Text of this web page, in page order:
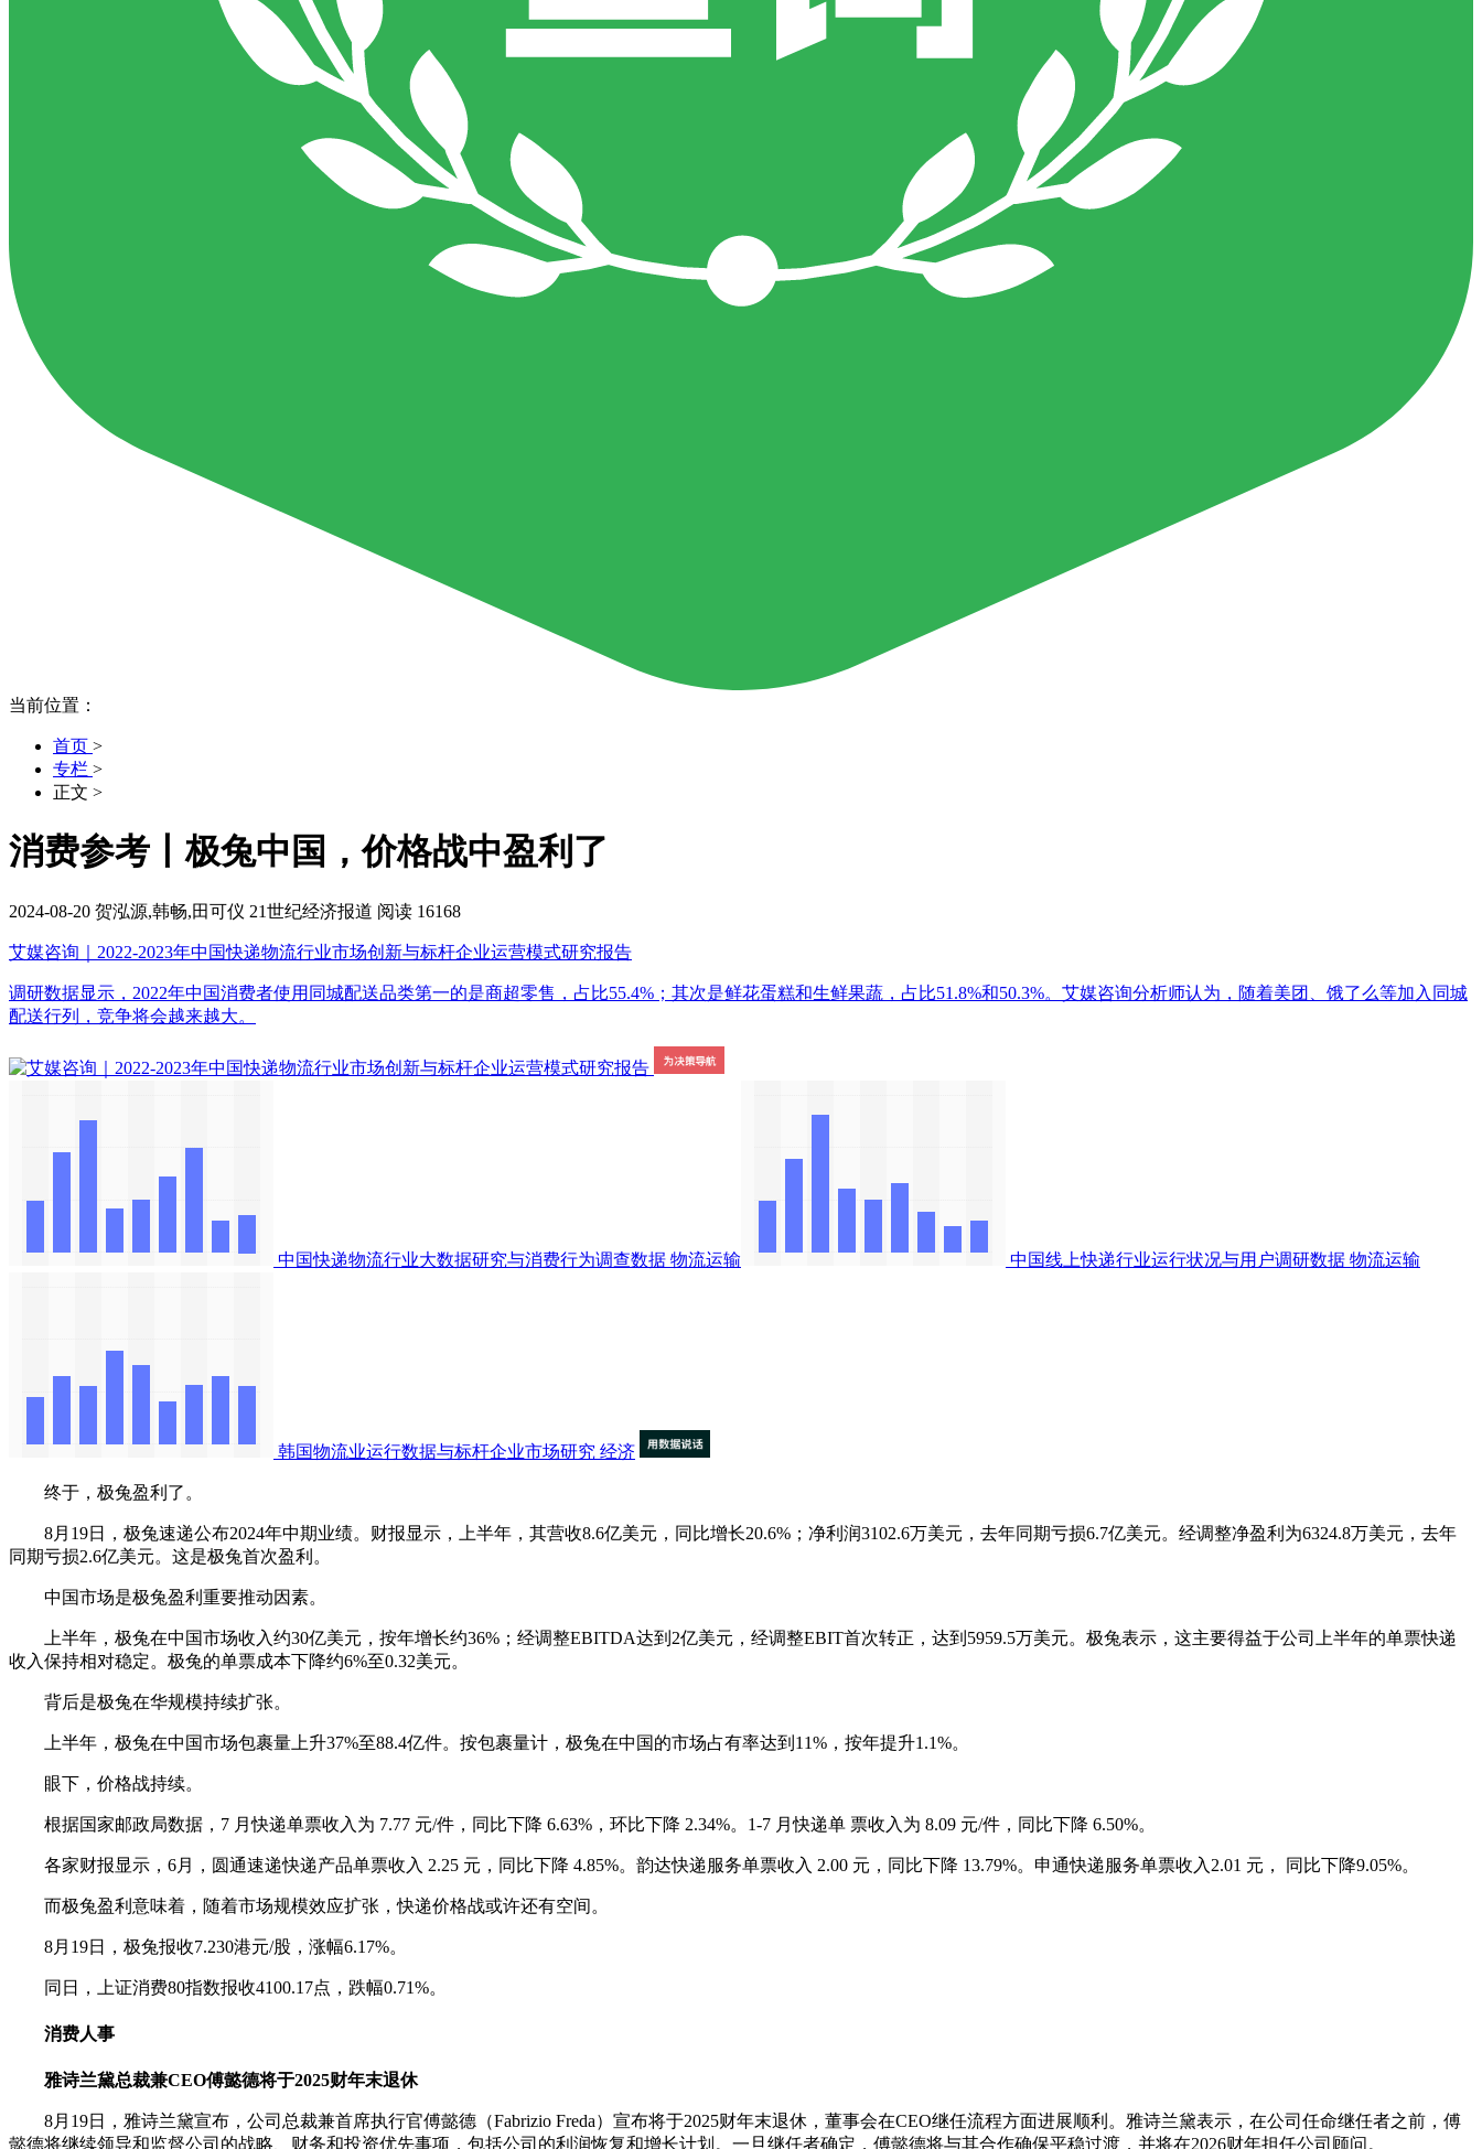
当前位置：
首页 >
专栏 >
正文 >
消费参考丨极兔中国，价格战中盈利了
2024-08-20 贺泓源,韩畅,田可仪 21世纪经济报道 阅读 16168
艾媒咨询｜2022-2023年中国快递物流行业市场创新与标杆企业运营模式研究报告
调研数据显示，2022年中国消费者使用同城配送品类第一的是商超零售，占比55.4%；其次是鲜花蛋糕和生鲜果蔬，占比51.8%和50.3%。艾媒咨询分析师认为，随着美团、饿了么等加入同城
配送行列，竞争将会越来越大。
中国快递物流行业大数据研究与消费行为调查数据 物流运输 中国线上快递行业运行状况与用户调研数据 物流运输
韩国物流业运行数据与标杆企业市场研究 经济
终于，极兔盈利了。
8月19日，极兔速递公布2024年中期业绩。财报显示，上半年，其营收8.6亿美元，同比增长20.6%；净利润3102.6万美元，去年同期亏损6.7亿美元。经调整净盈利为6324.8万美元，去年
同期亏损2.6亿美元。这是极兔首次盈利。
中国市场是极兔盈利重要推动因素。
上半年，极兔在中国市场收入约30亿美元，按年增长约36%；经调整EBITDA达到2亿美元，经调整EBIT首次转正，达到5959.5万美元。极兔表示，这主要得益于公司上半年的单票快递
收入保持相对稳定。极兔的单票成本下降约6%至0.32美元。
背后是极兔在华规模持续扩张。
上半年，极兔在中国市场包裹量上升37%至88.4亿件。按包裹量计，极兔在中国的市场占有率达到11%，按年提升1.1%。
眼下，价格战持续。
根据国家邮政局数据，7 月快递单票收入为 7.77 元/件，同比下降 6.63%，环比下降 2.34%。1-7 月快递单 票收入为 8.09 元/件，同比下降 6.50%。
各家财报显示，6月，圆通速递快递产品单票收入 2.25 元，同比下降 4.85%。韵达快递服务单票收入 2.00 元，同比下降 13.79%。申通快递服务单票收入2.01 元， 同比下降9.05%。
而极兔盈利意味着，随着市场规模效应扩张，快递价格战或许还有空间。
8月19日，极兔报收7.230港元/股，涨幅6.17%。
同日，上证消费80指数报收4100.17点，跌幅0.71%。
消费人事
雅诗兰黛总裁兼CEO傅懿德将于2025财年末退休
8月19日，雅诗兰黛宣布，公司总裁兼首席执行官傅懿德（Fabrizio Freda）宣布将于2025财年末退休，董事会在CEO继任流程方面进展顺利。雅诗兰黛表示，在公司任命继任者之前，傅
懿德将继续领导和监督公司的战略、财务和投资优先事项，包括公司的利润恢复和增长计划。一旦继任者确定，傅懿德将与其合作确保平稳过渡，并将在2026财年担任公司顾问。